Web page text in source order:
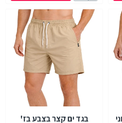
בגד ים קצר בצבע בז'